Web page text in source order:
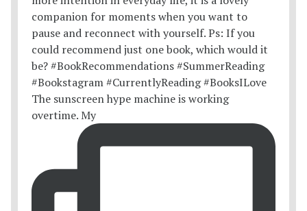
The sunscreen hype machine is working
overtime. My